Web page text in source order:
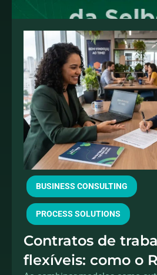
BUSINESS CONSULTING
PROCESS SOLUTIONS
Contratos de
flexíveis: como o